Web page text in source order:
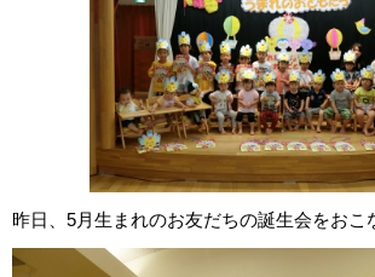
昨日、5月生まれのお友だちの誕生会をおこ